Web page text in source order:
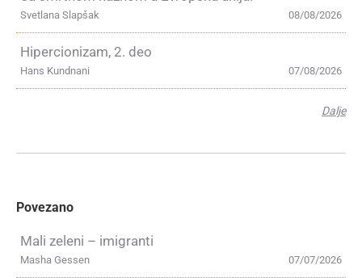
08/08/2026
Svetlana Slapšak
Hipercionizam, 2. deo
07/08/2026
Hans Kundnani
Dalje
Povezano
Mali zeleni – imigranti
07/07/2026
Masha Gessen